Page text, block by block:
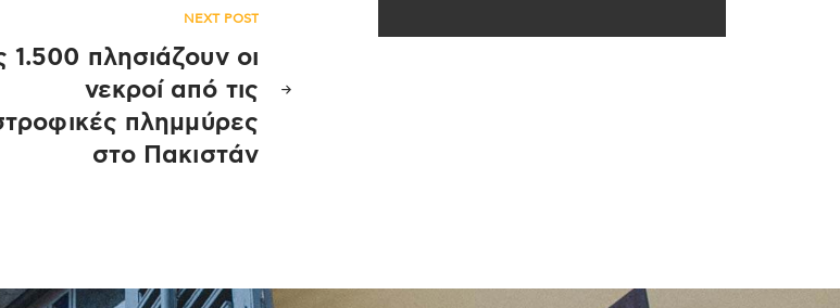
NEXT POST
1.500 πλησιάζουν οι
νεκροί από τις
πλημμύρες
στο Πακιστάν